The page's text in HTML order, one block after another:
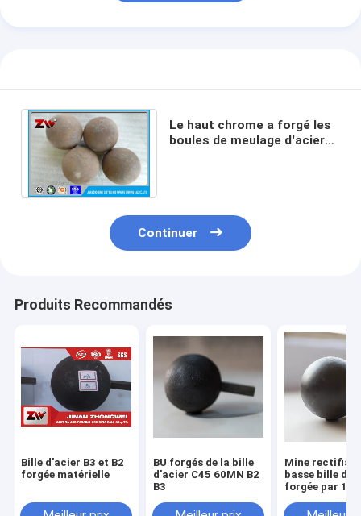
Le haut chrome a forgé les
boules de meulage d'acier
Continuer
Produits Recommandés
Bille d'acier B3 et B2
forgée matérielle
BU forgés de la bille
d'acier C45 60MN B2
B3
Mine
basse bille
forgée par